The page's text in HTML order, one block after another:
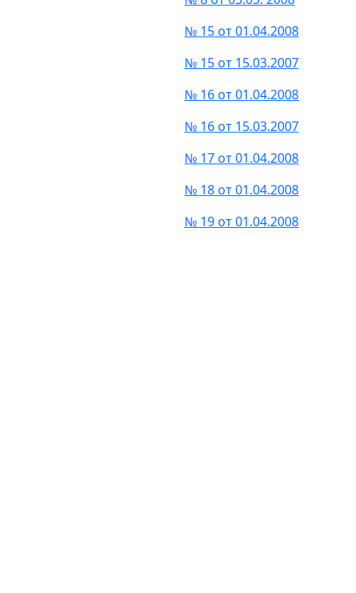
№ 15 от 01.04.2008
№ 15 от 15.03.2007
№ 16 от 01.04.2008
№ 16 от 15.03.2007
№ 17 от 01.04.2008
№ 18 от 01.04.2008
№ 19 от 01.04.2008